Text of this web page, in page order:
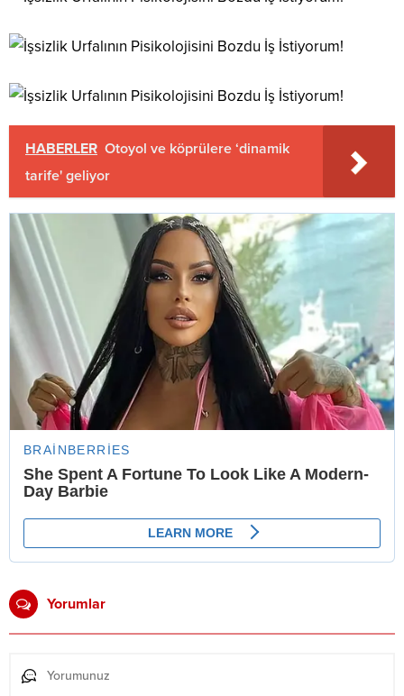
HABERLER Otoyol ve köprülere ‘dinamik
tarife' geliyor
Yorumlar